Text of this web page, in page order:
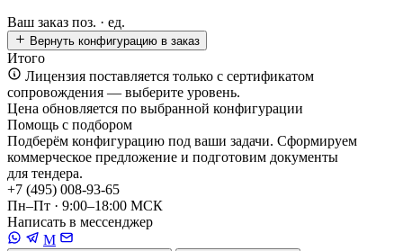
Ваш заказ поз. · ед.
Вернуть конфигурацию в заказ
Итого
Лицензия поставляется только с сертификатом
сопровождения — выберите уровень.
Цена обновляется по выбранной конфигурации
Помощь с подбором
Подберём конфигурацию под ваши задачи. Сформируем
коммерческое предложение и подготовим документы
для тендера.
+7 (495) 008-93-65
Пн–Пт · 9:00–18:00 МСК
Написать в мессенджер
M